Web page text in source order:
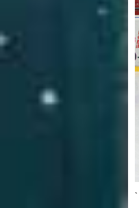
`